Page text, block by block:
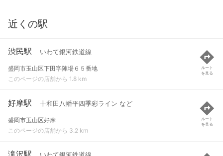
近くの駅
渋民駅 いわて銀河鉄道線
盛岡市玉山区下田字陣場６５番地
このページの店舗から 1.8 km
ルート
を見る
好摩駅 十和田八幡平四季彩ライン など
盛岡市玉山区好摩
このページの店舗から 3.2 km
ルート
を見る
滝沢駅